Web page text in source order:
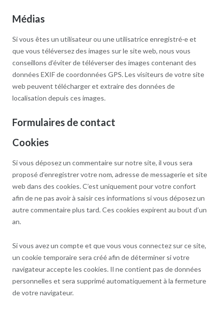
Médias
Si vous êtes un utilisateur ou une utilisatrice enregistré·e et
que vous téléversez des images sur le site web, nous vous
conseillons d’éviter de téléverser des images contenant des
données EXIF de coordonnées GPS. Les visiteurs de votre site
web peuvent télécharger et extraire des données de
localisation depuis ces images.
Formulaires de contact
Cookies
Si vous déposez un commentaire sur notre site, il vous sera
proposé d’enregistrer votre nom, adresse de messagerie et site
web dans des cookies. C’est uniquement pour votre confort
afin de ne pas avoir à saisir ces informations si vous déposez un
autre commentaire plus tard. Ces cookies expirent au bout d’un
an.
Si vous avez un compte et que vous vous connectez sur ce site,
un cookie temporaire sera créé afin de déterminer si votre
navigateur accepte les cookies. Il ne contient pas de données
personnelles et sera supprimé automatiquement à la fermeture
de votre navigateur.